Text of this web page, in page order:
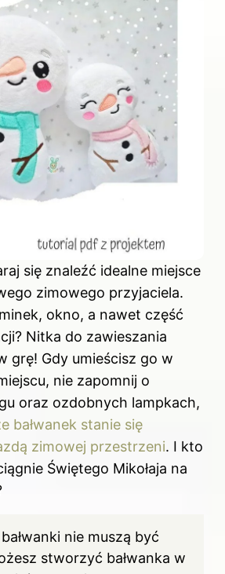
się znaleźć idealne miejsce
zimowego przyjaciela.
okno, a nawet część
Nitka do zawieszania
grę! Gdy umieścisz go w
nie zapomnij o
oraz ozdobnych lampkach,
bałwanek stanie się
zimowej przestrzeni. I kto
Świętego Mikołaja na
nie muszą być
stworzyć bałwanka w